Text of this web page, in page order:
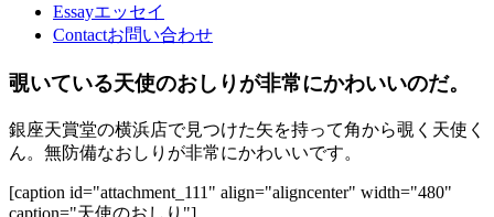
Essayエッセイ
Contactお問い合わせ
覗いている天使のおしりが非常にかわいいのだ。
銀座天賞堂の横浜店で見つけた矢を持って角から覗く天使く
ん。無防備なおしりが非常にかわいいです。
[caption id="attachment_111" align="aligncenter" width="480"
caption="天使のおしり"]